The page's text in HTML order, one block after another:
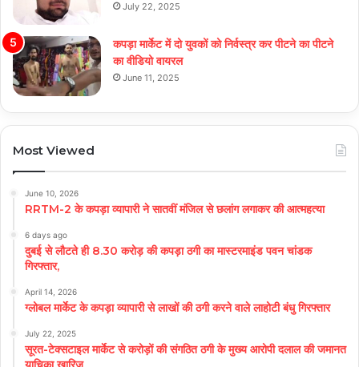
July 22, 2025
कपड़ा मार्केट में दो युवकों को निर्वस्त्र कर पीटने का पीटने
का वीडियो वायरल
June 11, 2025
Most Viewed
June 10, 2026
RRTM-2 के कपड़ा व्यापारी ने सातवीं मंजिल से छलांग लगाकर की आत्महत्या
6 days ago
दुबई से लौटते ही 8.30 करोड़ की कपड़ा ठगी का मास्टरमाइंड पवन चांडक
गिरफ्तार,
April 14, 2026
ग्लोबल मार्केट के कपड़ा व्यापारी से लाखों की ठगी करने वाले लाहोटी बंधु गिरफ्तार
July 22, 2025
सूरत-टेक्सटाइल मार्केट से करोड़ों की संगठित ठगी के मुख्य आरोपी दलाल की जमानत